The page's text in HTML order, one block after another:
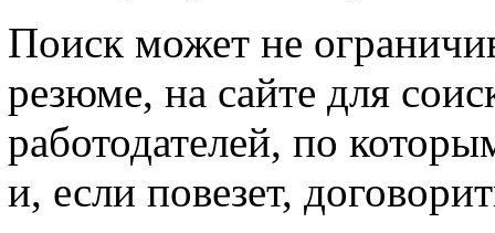
Поиск может не
резюме, на сайте для
работодателей, по
и, если повезет,